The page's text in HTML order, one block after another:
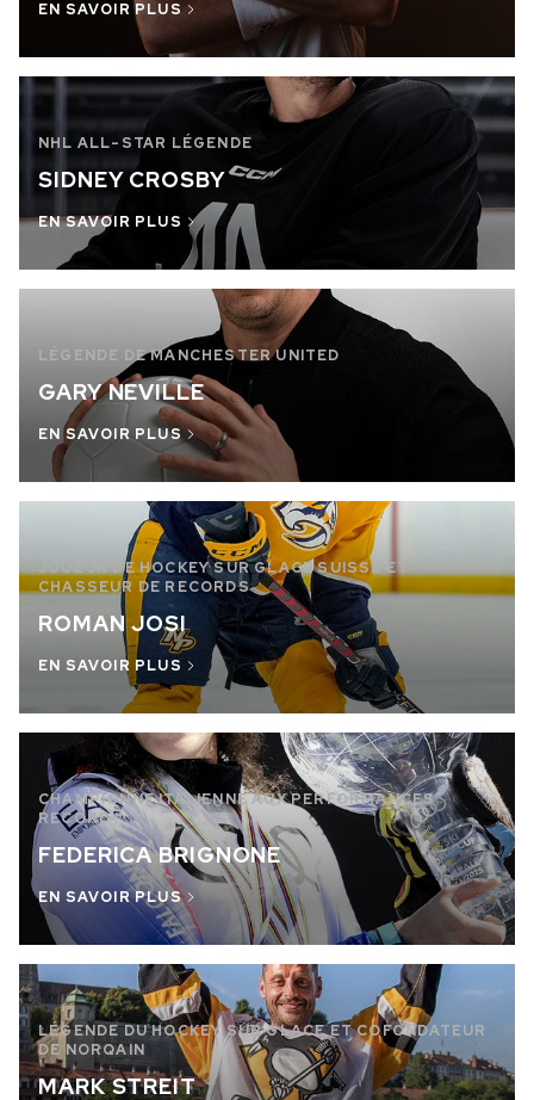
WILD ONE SKELETON
GREY
EN SAVOIR PLUS
NHL ALL-STAR LÉGENDE
SIDNEY CROSBY
EN SAVOIR PLUS
LÉGENDE DE MANCHESTER UNITED
GARY NEVILLE
EN SAVOIR PLUS
JOUEUR DE HOCKEY SUR GLACE SUISSE ET
CHASSEUR DE RECORDS
ROMAN JOSI
EN SAVOIR PLUS
CHAMPIONNE ITALIENNE AUX PERFORMANCES
RECORD !
FEDERICA BRIGNONE
EN SAVOIR PLUS
LÉGENDE DU HOCKEY SUR GLACE ET COFONDATEUR
DE NORQAIN
MARK STREIT